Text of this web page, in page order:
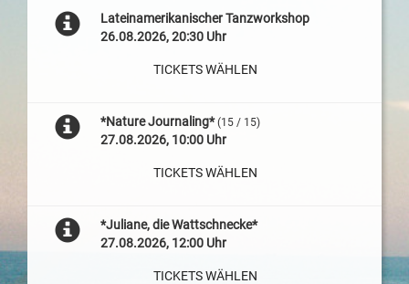
Lateinamerikanischer Tanzworkshop
26.08.2026, 20:30 Uhr
TICKETS WÄHLEN
*Nature Journaling* (15 / 15)
27.08.2026, 10:00 Uhr
TICKETS WÄHLEN
*Juliane, die Wattschnecke*
27.08.2026, 12:00 Uhr
TICKETS WÄHLEN